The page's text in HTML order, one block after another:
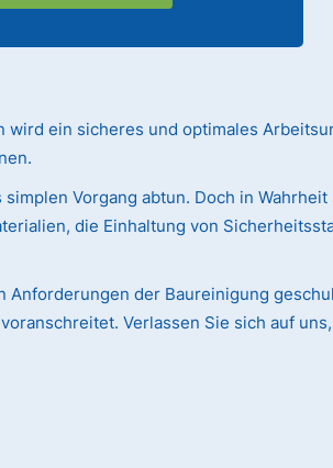
ein sicheres und optimales
Vorgang abtun. Doch in
die Einhaltung von
der Baureinigung
Verlassen Sie sich auf